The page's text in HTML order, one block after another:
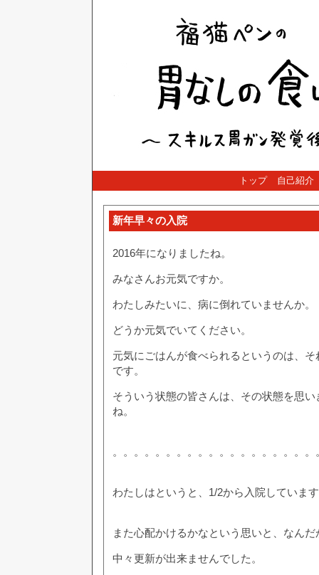
トップ 自己紹介
新年早々の入院
2016年になりましたね。
みなさんお元気ですか。
わたしみたいに、病に倒れていませんか。
どうか元気でいてください。
元気にごはんが食べられるというのは、
です。
そういう状態の皆さんは、その状態を思
ね。
。。。。。。。。。。。。。。。。。。
わたしはというと、1/2から入院していま
また心配かけるかなという思いと、なん
中々更新が出来ませんでした。